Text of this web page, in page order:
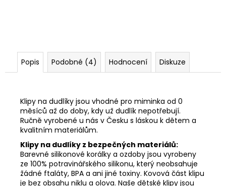
Popis Podobné (4) Hodnocení Diskuze
Klipy na dudlíky jsou vhodné pro miminka od 0
měsíců až do doby, kdy už dudlík nepotřebují.
Ručně vyrobené u nás v Česku s láskou k dětem a
kvalitním materiálům.
Klipy na dudlíky z bezpečných materiálů:
Barevné silikonové korálky a ozdoby jsou vyrobeny
ze 100% potravinářského silikonu, který neobsahuje
žádné ftaláty, BPA a ani jiné toxiny. Kovová část klipu
je bez obsahu niklu a olova. Naše dětské klipy jsou